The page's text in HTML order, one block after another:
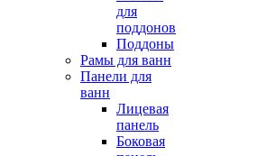
для
поддонов
Поддоны
Рамы для ванн
Панели для
ванн
Лицевая
панель
Боковая